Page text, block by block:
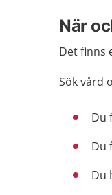
När
Det finns
Sök vård
Du
Du
Du